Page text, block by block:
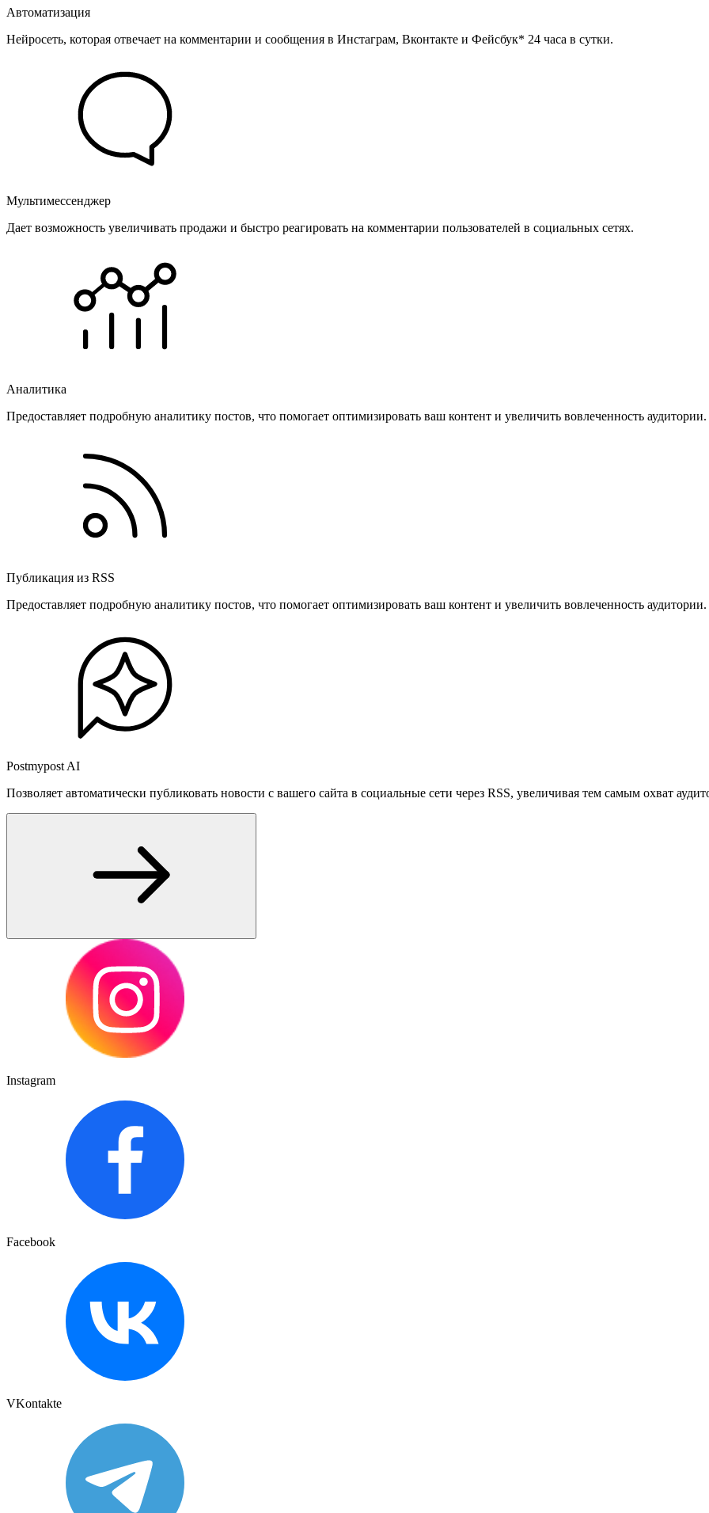
Автоматизация
Нейросеть, которая отвечает на комментарии и сообщения в Инстаграм, Вконтакте и Фейсбук* 24 часа в сутки.
Мультимессенджер
Дает возможность увеличивать продажи и быстро реагировать на комментарии пользователей в социальных сетях.
Аналитика
Предоставляет подробную аналитику постов, что помогает оптимизировать ваш контент и увеличить вовлеченность аудитории.
Публикация из RSS
Предоставляет подробную аналитику постов, что помогает оптимизировать ваш контент и увеличить вовлеченность аудитории.
Postmypost AI
Позволяет автоматически публиковать новости с вашего сайта в социальные сети через RSS, увеличивая тем самым охват
Instagram
Facebook
VKontakte